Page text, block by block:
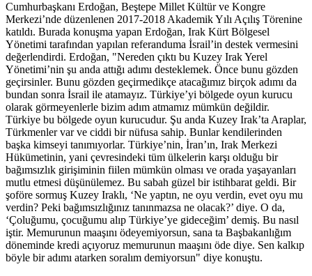
Cumhurbaşkanı Erdoğan, Beştepe Millet Kültür ve Kongre
Merkezi’nde düzenlenen 2017-2018 Akademik Yılı Açılış Törenine
katıldı. Burada konuşma yapan Erdoğan, Irak Kürt Bölgesel
Yönetimi tarafından yapılan referanduma İsrail’in destek vermesini
değerlendirdi. Erdoğan, "Nereden çıktı bu Kuzey Irak Yerel
Yönetimi’nin şu anda attığı adımı desteklemek. Önce bunu gözden
geçirsinler. Bunu gözden geçirmedikçe atacağımız birçok adımı da
bundan sonra İsrail ile atamayız. Türkiye’yi bölgede oyun kurucu
olarak görmeyenlerle bizim adım atmamız mümkün değildir.
Türkiye bu bölgede oyun kurucudur. Şu anda Kuzey Irak’ta Araplar,
Türkmenler var ve ciddi bir nüfusa sahip. Bunlar kendilerinden
başka kimseyi tanımıyorlar. Türkiye’nin, İran’ın, Irak Merkezi
Hükümetinin, yani çevresindeki tüm ülkelerin karşı olduğu bir
bağımsızlık girişiminin fiilen mümkün olması ve orada yaşayanları
mutlu etmesi düşünülemez. Bu sabah güzel bir istihbarat geldi. Bir
şoföre sormuş Kuzey Iraklı, ‘Ne yaptın, ne oyu verdin, evet oyu mu
verdin? Peki bağımsızlığınız tanınmazsa ne olacak?’ diye. O da,
‘Çoluğumu, çocuğumu alıp Türkiye’ye gideceğim’ demiş. Bu nasıl
iştir. Memurunun maaşını ödeyemiyorsun, sana ta Başbakanlığım
döneminde kredi açıyoruz memurunun maaşını öde diye. Sen kalkıp
böyle bir adımı atarken soralım demiyorsun" diye konuştu.